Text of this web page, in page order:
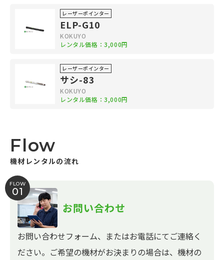
レーザーポインター
ELP-G10
KOKUYO
レンタル価格：3,000円
レーザーポインター
サシ-83
KOKUYO
レンタル価格：3,000円
Flow
機材レンタルの流れ
FLOW
01
お問い合わせ
お問い合わせフォーム、またはお電話にてご連絡く
ださい。ご希望の機材がお決まりの場合は、機材の